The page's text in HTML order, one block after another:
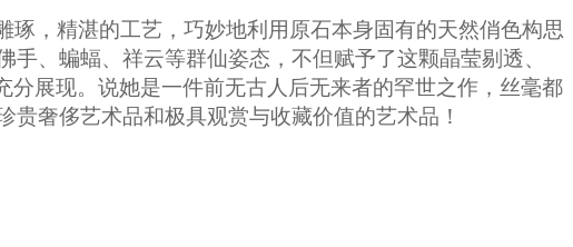
，精湛的工艺，巧妙地利用原石本身固有的天然俏色构思
、蝙蝠、祥云等群仙姿态，不但赋予了这颗晶莹剔透、
展现。说她是一件前无古人后无来者的罕世之作，丝毫都
奢侈艺术品和极具观赏与收藏价值的艺术品！